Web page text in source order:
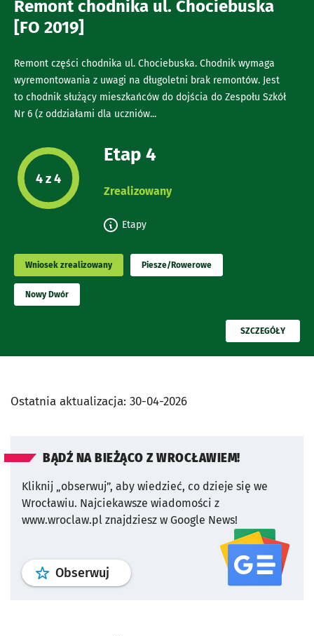
Remont chodnika ul. Chociebuska
[FO 2019]
Remont części chodnika ul. Chociebuska. Chodnik wymaga
wyremontowania z uwagi na długoletni brak remontów. Jest
to chodnik służący mieszkańców do dojścia do Zespołu Szkół
Nr 6 (z oddziałami dla uczniów...
Etap projektu:
4 z 4
Etap 4
Zrealizowany
Etapy
Wniosek zrealizowany Piesze/Rowerowe
Nowy Dwór
PRZECZYTAJ
SZCZEGÓŁY
Ostatnia aktualizacja: 30-04-2026
BĄDŹ NA BIEŻĄCO Z WROCŁAWIEM!
Kliknij „obserwuj”, aby wiedzieć, co dzieje się we
Wrocławiu. Najciekawsze wiadomości z
www.wroclaw.pl znajdziesz w Google News!
Obserwuj profil serwisu